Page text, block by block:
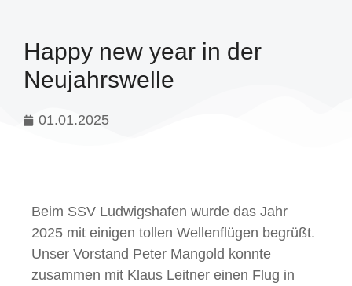
Happy new year in der
Neujahrswelle
01.01.2025
Beim SSV Ludwigshafen wurde das Jahr
2025 mit einigen tollen Wellenflügen begrüßt.
Unser Vorstand Peter Mangold konnte
zusammen mit Klaus Leitner einen Flug in